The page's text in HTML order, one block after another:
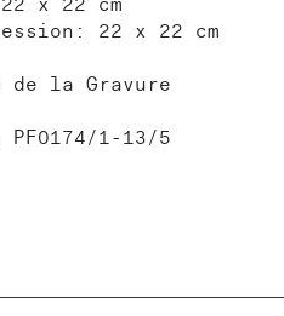
22 x 22 cm
la Gravure
1-13/5